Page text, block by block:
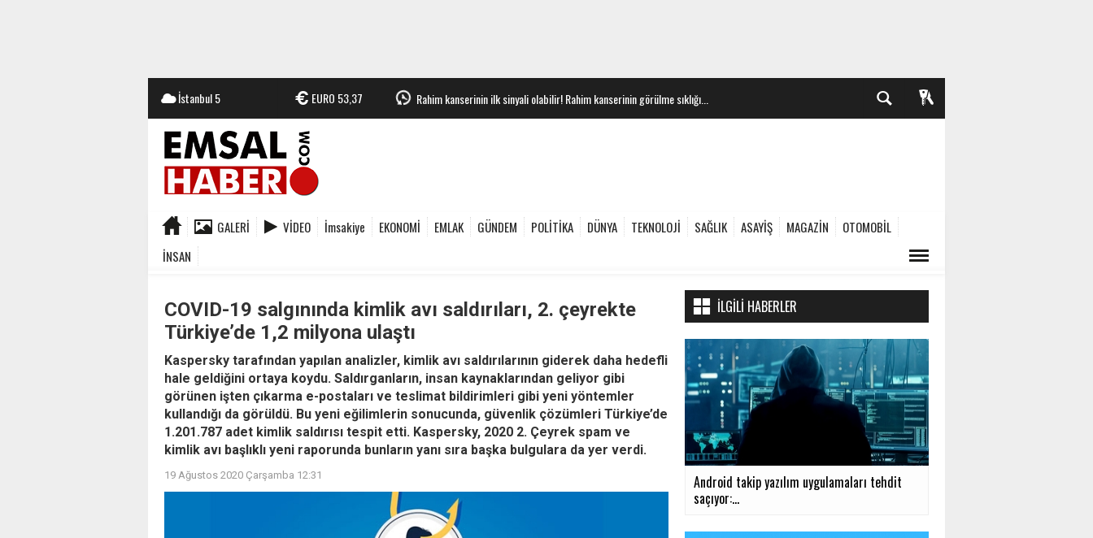
İstanbul5 EURO 53,37 Rahim kanserinin ilk sinyali olabilir! Rahim kanserinin görülme sıklığı...
GALERI VIDEO İmsakiye EKONOMİ EMLAK GÜNDEM POLİTİKA DÜNYA TEKNOLOJİ SAĞLIK ASAYİŞ MAGAZİN
OTOMOBİL
İNSAN
COVID-19 salgınında kimlik avı saldırıları, 2. çeyrekte
Türkiye’de 1,2 milyona ulaştı
Kaspersky tarafından yapılan analizler, kimlik avı saldırılarının giderek daha hedefli
hale geldiğini ortaya koydu. Saldırganların, insan kaynaklarından geliyor gibi
görünen işten çıkarma e-postaları ve teslimat bildirimleri gibi yeni yöntemler
kullandığı da görüldü. Bu yeni eğilimlerin sonucunda, güvenlik çözümleri Türkiye’de
1.201.787 adet kimlik saldırısı tespit etti. Kaspersky, 2020 2. Çeyrek spam ve
kimlik avı başlıklı yeni raporunda bunların yanı sıra başka bulgulara da yer verdi.
19 Ağustos 2020 Çarşamba 12:31
İLGILI HABERLER
Android takip yazılım uygulamaları tehdit
saçıyor:...